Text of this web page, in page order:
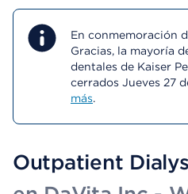
En conmemoración
Gracias, la mayoría
dentales de Kaiser
cerrados Jueves 27
más.
Outpatient